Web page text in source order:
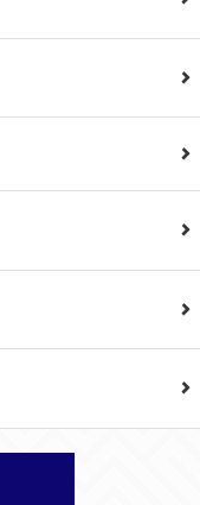
(1)当社は、当社の保有する個人データに関し、ご本人から利用目的の通知，開示，内容の訂正，追加又は削除，利用の停止，消去及び第三者への提供の停止の請求などがあれば、ご本人の確認をさせていただいた上で、速やかに対応します。また当社の個人情報の取り扱いに関するご質問、ご相談にも対応いたします。尚、シュッピン会員のお客様は、当社が保有する個人データの削除を要求する権利があります。
(2)当社の個人情報に関するお問合せは、以下の窓口で承ります。お問合せの内容により必要な書類提出や質問へのご回答をお願いすることがあります。